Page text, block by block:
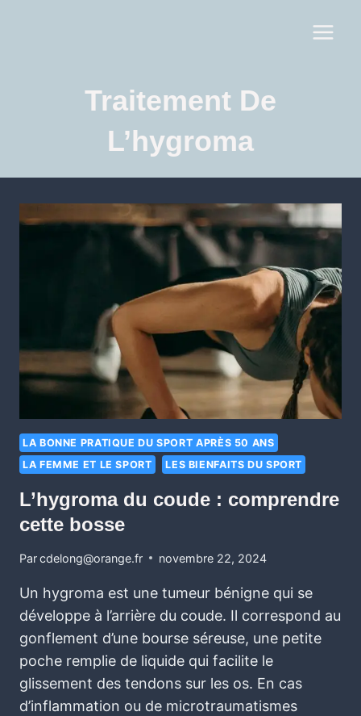
Traitement De
L’hygroma
LA BONNE PRATIQUE DU SPORT APRÈS 50 ANS
LA FEMME ET LE SPORT
LES BIENFAITS DU SPORT
L’hygroma du coude : comprendre
cette bosse
Parcdelong@orange.fr novembre 22, 2024
Un hygroma est une tumeur bénigne qui se
développe à l’arrière du coude. Il correspond au
gonflement d’une bourse séreuse, une petite
poche remplie de liquide qui facilite le
glissement des tendons sur les os. En cas
d’inflammation ou de microtraumatismes